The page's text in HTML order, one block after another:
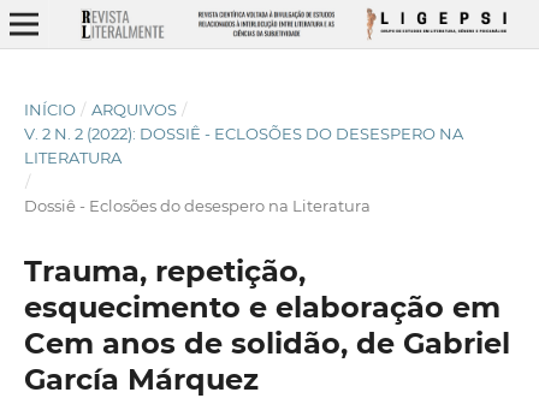
INÍCIO / ARQUIVOS /
V. 2 N. 2 (2022): DOSSIÊ - ECLOSÕES DO DESESPERO NA
LITERATURA
/
Dossiê - Eclosões do desespero na Literatura
Trauma, repetição,
esquecimento e elaboração em
Cem anos de solidão, de Gabriel
García Márquez